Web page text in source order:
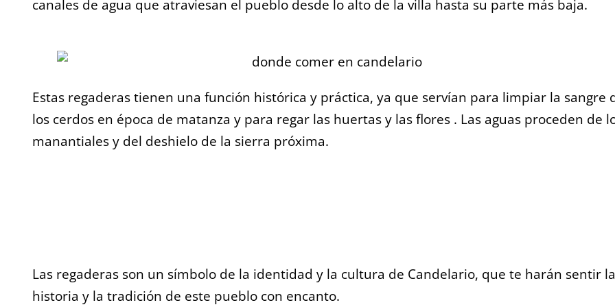
canales de agua que atraviesan el pueblo desde lo alto de la villa hasta su parte más baja.
Estas regaderas tienen una función histórica y práctica, ya que servían para limpiar la sangre
los cerdos en época de matanza y para regar las huertas y las flores . Las aguas proceden de
manantiales y del deshielo de la sierra próxima.
Las regaderas son un símbolo de la identidad y la cultura de Candelario, que te harán sentir la
historia y la tradición de este pueblo con encanto.